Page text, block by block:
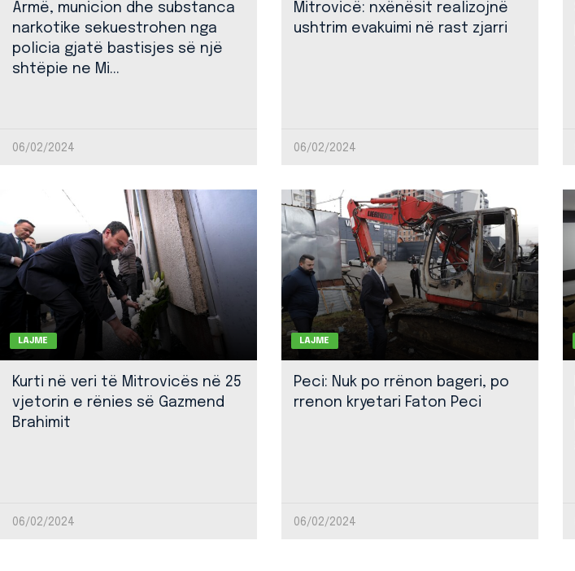
Armë, municion dhe substanca
narkotike sekuestrohen nga
policia gjatë bastisjes së një
shtëpie ne Mi...
06/02/2024
Mitrovicë: nxënësit realizojnë
ushtrim evakuimi në rast zjarri
06/02/2024
LAJME
Kurti në veri të Mitrovicës në 25
vjetorin e rënies së Gazmend
Brahimit
06/02/2024
LAJME
Peci: Nuk po rrënon bageri, po
rrenon kryetari Faton Peci
06/02/2024